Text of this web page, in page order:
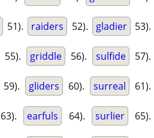
51). raiders 52). gladier 53).
55). griddle 56). sulfide 57).
59). gliders 60). surreal 61).
63). earfuls 64). surlier 65).